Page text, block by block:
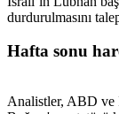
durdurulmasını
Hafta sonu
Analistler, ABD ve